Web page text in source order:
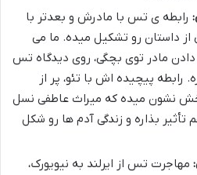
رابطه ی تس با مادرش و بعدتر با
داستان رو تشکیل میده. ما می
مادر توی بچگی، روی دیدگاه تس
رابطه پیچیده اش با تئو، پر از
نشون میده که میراث عاطفی نسل
بذاره و زندگی آدم ها رو شکل
مهاجرت تس از ایرلند به نیویورک،